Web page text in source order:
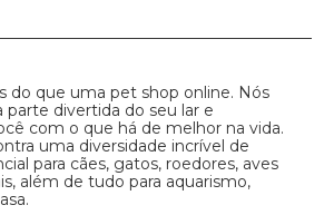
do que uma pet shop online. Nós
parte divertida do seu lar e
com o que há de melhor na vida.
uma diversidade incrível de
para cães, gatos, roedores, aves
além de tudo para aquarismo,